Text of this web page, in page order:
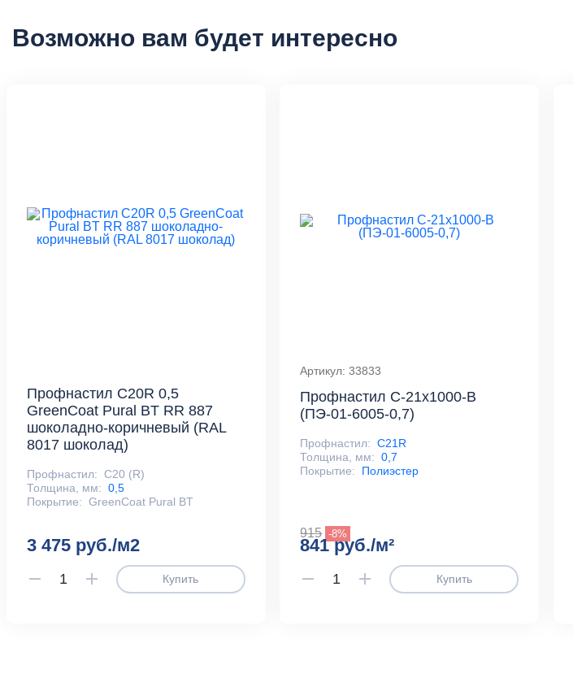
Возможно вам будет интересно
Профнастил С20R 0,5
GreenCoat Pural BT RR 887
шоколадно-коричневый (RAL
8017 шоколад)
Профнастил: С20 (R)
Толщина, мм: 0,5
Покрытие: GreenCoat Pural BT
3 475 руб./м2
Купить
Артикул: 33833
Профнастил С-21x1000-B
(ПЭ-01-6005-0,7)
Профнастил: С21R
Толщина, мм: 0,7
Покрытие:
Полиэстер
915 -8%
841 руб./м²
Купить